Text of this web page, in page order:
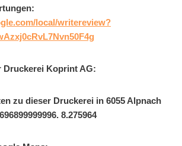
local/writereview?
Druckerei Koprint AG:
zu dieser Druckerei in 6055 Alpnach
8.275964